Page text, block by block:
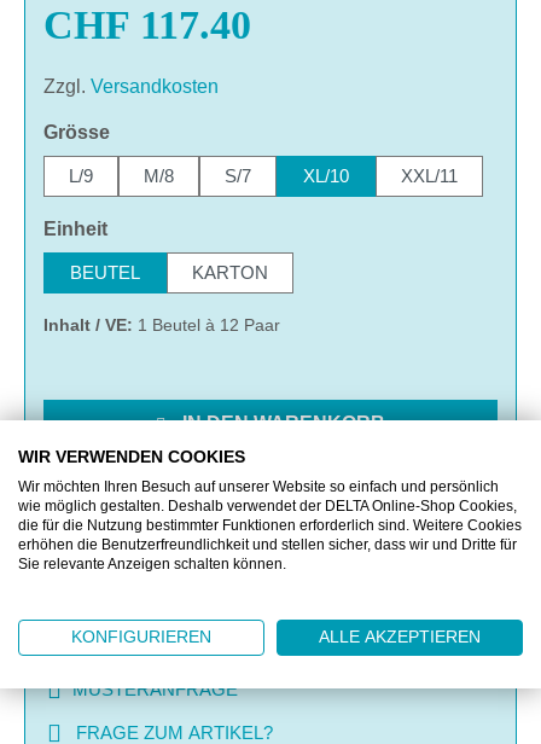
CHF 117.40
Zzgl. Versandkosten
Grösseauswählen
L/9 M/8 S/7 XL/10 XXL/11
Einheitauswählen
BEUTEL KARTON
Inhalt / VE: 1 Beutel à 12 Paar
IN DEN WARENKORB
MERKEN
VERGLEICHEN
OFFERTE EINHOLEN
MUSTERANFRAGE
FRAGE ZUM ARTIKEL?
WIR VERWENDEN COOKIES
Wir möchten Ihren Besuch auf unserer Website so einfach und persönlich
wie möglich gestalten. Deshalb verwendet der DELTA Online-Shop Cookies,
die für die Nutzung bestimmter Funktionen erforderlich sind. Weitere Cookies
erhöhen die Benutzerfreundlichkeit und stellen sicher, dass wir und Dritte für
Sie relevante Anzeigen schalten können.
KONFIGURIEREN ALLE AKZEPTIEREN